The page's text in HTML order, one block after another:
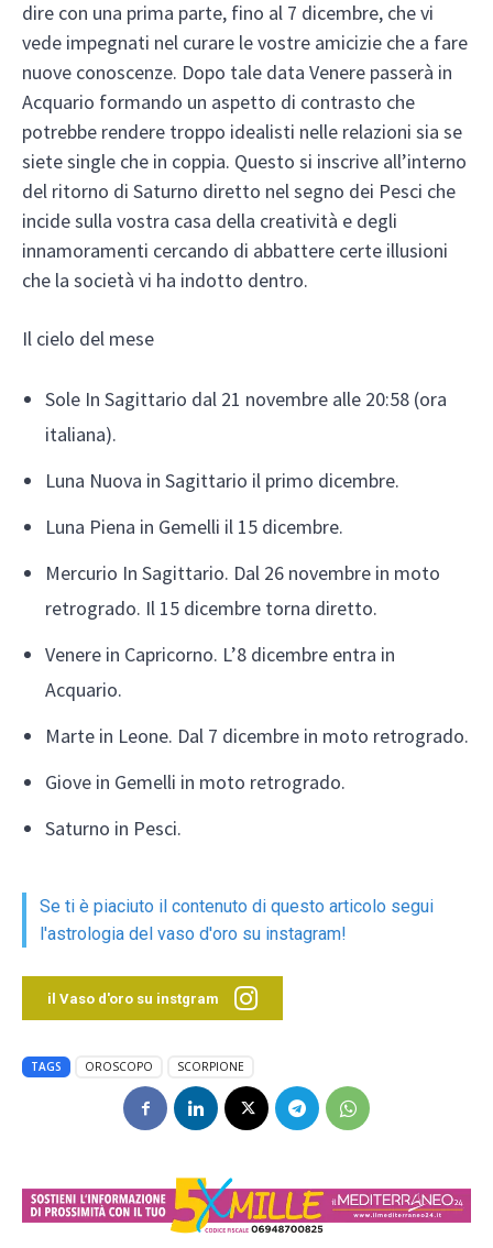
dire con una prima parte, fino al 7 dicembre, che vi
vede impegnati nel curare le vostre amicizie che a fare
nuove conoscenze. Dopo tale data Venere passerà in
Acquario formando un aspetto di contrasto che
potrebbe rendere troppo idealisti nelle relazioni sia se
siete single che in coppia. Questo si inscrive all’interno
del ritorno di Saturno diretto nel segno dei Pesci che
incide sulla vostra casa della creatività e degli
innamoramenti cercando di abbattere certe illusioni
che la società vi ha indotto dentro.
Il cielo del mese
Sole In Sagittario dal 21 novembre alle 20:58 (ora
italiana).
Luna Nuova in Sagittario il primo dicembre.
Luna Piena in Gemelli il 15 dicembre.
Mercurio In Sagittario. Dal 26 novembre in moto
retrogrado. Il 15 dicembre torna diretto.
Venere in Capricorno. L’8 dicembre entra in
Acquario.
Marte in Leone. Dal 7 dicembre in moto retrogrado.
Giove in Gemelli in moto retrogrado.
Saturno in Pesci.
Se ti è piaciuto il contenuto di questo articolo segui
l'astrologia del vaso d'oro su instagram!
il Vaso d'oro su instgram
TAGS OROSCOPO SCORPIONE